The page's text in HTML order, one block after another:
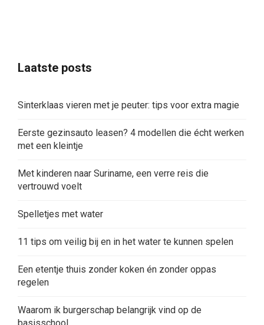
Laatste posts
Sinterklaas vieren met je peuter: tips voor extra magie
Eerste gezinsauto leasen? 4 modellen die écht werken
met een kleintje
Met kinderen naar Suriname, een verre reis die
vertrouwd voelt
Spelletjes met water
11 tips om veilig bij en in het water te kunnen spelen
Een etentje thuis zonder koken én zonder oppas
regelen
Waarom ik burgerschap belangrijk vind op de